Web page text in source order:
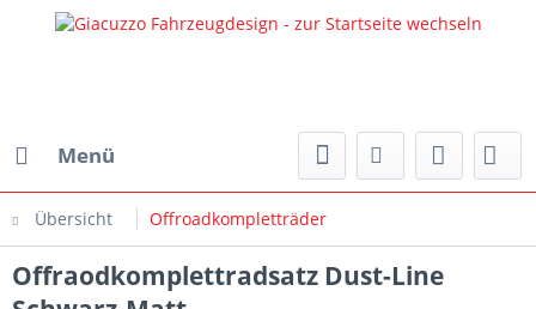
Menü
Übersicht Offroadkompletträder
Offraodkomplettradsatz Dust-Line